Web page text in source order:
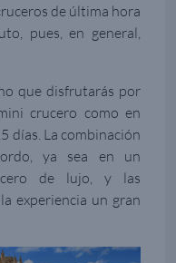
de última hora
pues, en general,
que disfrutarás por
crucero como en
días. La combinación
ya sea en un
de lujo, y las
experiencia un gran